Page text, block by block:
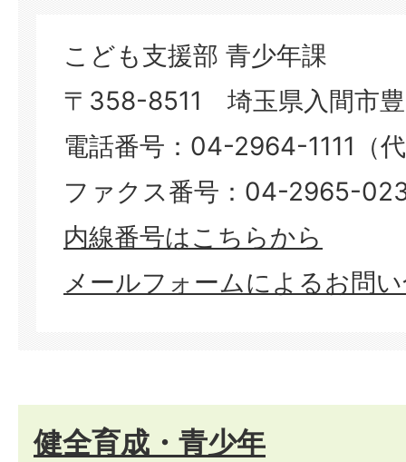
こども支援部 青少年課
〒358-8511 埼玉県入間市
電話番号：04-2964-1111（
ファクス番号：04-2965-
内線番号はこちらから​​​​​​​
メールフォームによるお問
健全育成・青少年